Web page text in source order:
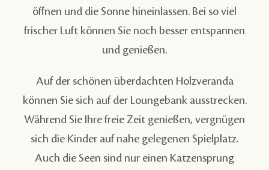
öffnen und die Sonne hineinlassen. Bei so viel
frischer Luft können Sie noch besser entspannen
und genießen.
Auf der schönen überdachten Holzveranda
können Sie sich auf der Loungebank ausstrecken.
Während Sie Ihre freie Zeit genießen, vergnügen
sich die Kinder auf nahe gelegenen Spielplatz.
Auch die Seen sind nur einen Katzensprung